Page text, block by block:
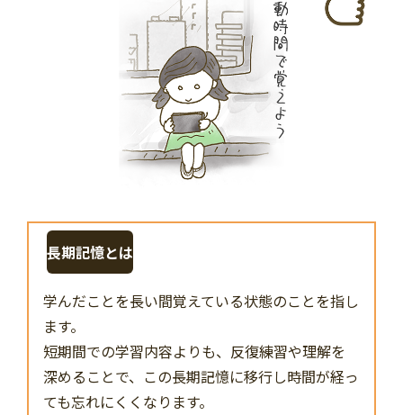
長期記憶とは
学んだことを長い間覚えている状態のことを指し
ます。
短期間での学習内容よりも、反復練習や理解を
深めることで、この長期記憶に移行し時間が経っ
ても忘れにくくなります。